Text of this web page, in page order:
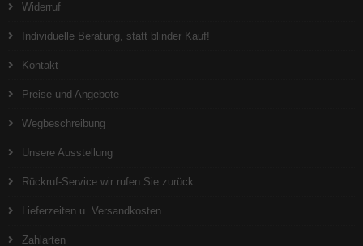
Widerruf
Individuelle Beratung, statt blinder Kauf!
Kontakt
Preise und Angebote
Wegbeschreibung
Unsere Ausstellung
Rückruf-Service wir rufen Sie zurück
Lieferzeiten u. Versandkosten
Zahlarten